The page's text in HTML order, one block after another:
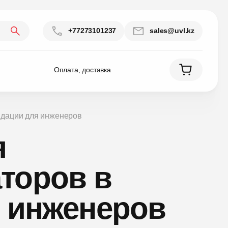
+77273101237 sales@uvl.kz
Оплата, доставка
для инженеров
в
инженеров